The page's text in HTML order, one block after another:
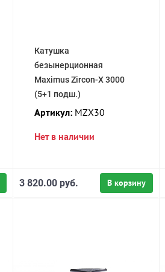
Катушка
безынерционная
Maximus Zircon-X 3000
(5+1 подш.)
Артикул:MZX30
Нет в наличии
В корзину
3 820.00 руб.